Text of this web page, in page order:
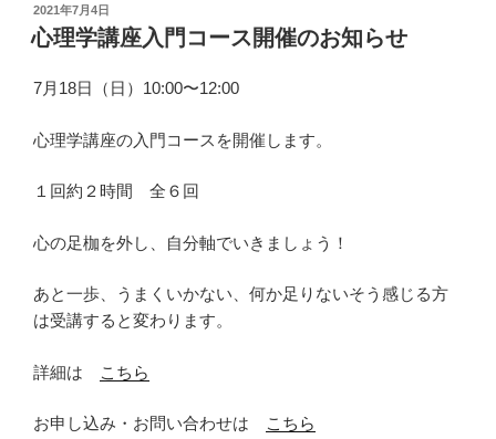
投
稿
日:
2021年7月4日
心理学講座入門コース開催のお知らせ
7月18日（日）10:00〜12:00
心理学講座の入門コースを開催します。
１回約２時間 全６回
心の足枷を外し、自分軸でいきましょう！
あと一歩、うまくいかない、何か足りないそう感じる方
は受講すると変わります。
詳細は こちら
お申し込み・お問い合わせは こちら